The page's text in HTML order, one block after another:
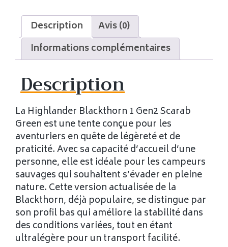
Description
Avis (0)
Informations complémentaires
Description
La Highlander Blackthorn 1 Gen2 Scarab
Green est une tente conçue pour les
aventuriers en quête de légèreté et de
praticité. Avec sa capacité d’accueil d’une
personne, elle est idéale pour les campeurs
sauvages qui souhaitent s’évader en pleine
nature. Cette version actualisée de la
Blackthorn, déjà populaire, se distingue par
son profil bas qui améliore la stabilité dans
des conditions variées, tout en étant
ultralégère pour un transport facilité.